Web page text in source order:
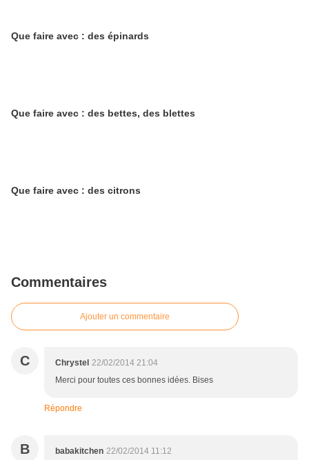
Que faire avec : des épinards
Que faire avec : des bettes, des blettes
Que faire avec : des citrons
Commentaires
Ajouter un commentaire
C Chrystel 22/02/2014 21:04
Merci pour toutes ces bonnes idées. Bises
Répondre
B babakitchen 22/02/2014 11:12